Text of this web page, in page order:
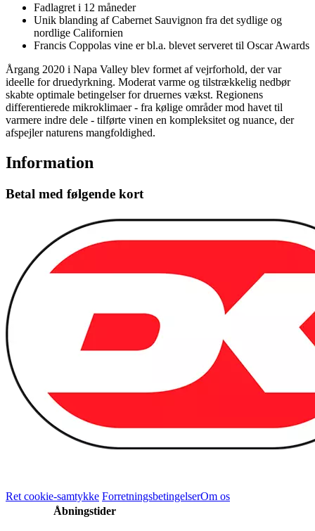
Fadlagret i 12 måneder
Unik blanding af Cabernet Sauvignon fra det sydlige og
nordlige Californien
Francis Coppolas vine er bl.a. blevet serveret til Oscar Awards
Årgang 2020 i Napa Valley blev formet af vejrforhold, der var
ideelle for druedyrkning. Moderat varme og tilstrækkelig nedbør
skabte optimale betingelser for druernes vækst. Regionens
differentierede mikroklimaer - fra kølige områder mod havet til
varmere indre dele - tilførte vinen en kompleksitet og nuance, der
afspejler naturens mangfoldighed.
Information
Betal med følgende kort
Ret cookie-samtykke ForretningsbetingelserOm os
Åbningstider